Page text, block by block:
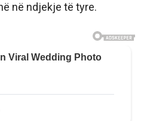
në ndjekje të tyre.